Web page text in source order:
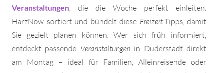
Veranstaltungen, die die Woche perfekt einleiten.
HarzNow sortiert und bündelt diese Freizeit-Tipps, damit
Sie gezielt planen können. Wer sich früh informiert,
entdeckt passende Veranstaltungenin Duderstadt direkt
am Montag – ideal für Familien, Alleinreisende oder